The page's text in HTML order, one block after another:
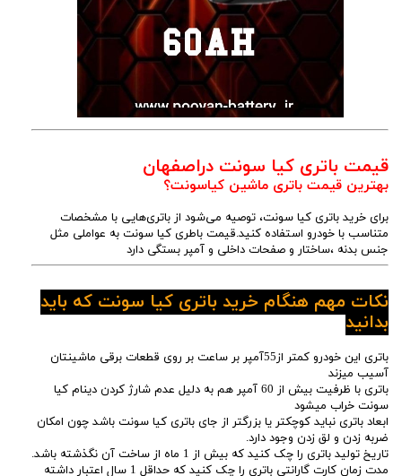
قیمت باتری کیا سونت دراصفهان
بهترین قیمت باتری ماشین کیاسونت؟
برای خرید باتری کیا سونت، توصیه می‌شود از باتری‌هایی با مشخصات
متناسب با خودرو استفاده کنید.قیمت باطری کیا سونت به عواملی مثل
جنس بدنه ،ساختار و صفحات داخلی و آمپر بستگی دارد
نکات مهم هنگام خرید باتری کیا سونت که باید
بدانید
باتری این خودرو کمتر از55آمپر بر ساعت بر روی قطعات برقی ماشینتان
آسیب میزند
باتری با ظرفیت بیش از 60 آمپر هم به دلیل عدم شارژ کردن دینام کیا
سونت خراب میشود
ابعاد باتری نباید کوچکتر یا بزرگتر از جای باتری کیا سونت باشد چون امکان
ضربه زدن و لق زدن وجود دارد.
تاریخ تولید باتری را چک کنید که بیش از 1 ماه از ساخت آن نگذشته باشد.
مدت زمان کارت گارانتی باتری را چک کنید که حداقل 1 سال اعتبار داشته